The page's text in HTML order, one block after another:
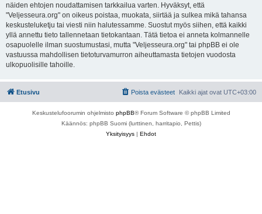
näiden ehtojen noudattamisen tarkkailua varten. Hyväksyt, että
"Veljesseura.org" on oikeus poistaa, muokata, siirtää ja sulkea mikä tahansa
keskusteluketju tai viesti niin halutessamme. Suostut myös siihen, että kaikki
yllä annettu tieto tallennetaan tietokantaan. Tätä tietoa ei anneta kolmannelle
osapuolelle ilman suostumustasi, mutta "Veljesseura.org" tai phpBB ei ole
vastuussa mahdollisen tietoturvamurron aiheuttamasta tietojen vuodosta
ulkopuolisille tahoille.
Etusivu Kaikki ajat ovat UTC+03:00
Poista evästeet
Keskustelufoorumin ohjelmisto phpBB® Forum Software © phpBB Limited
Käännös: phpBB Suomi (lurttinen, harritapio, Pettis)
Yksityisyys | Ehdot